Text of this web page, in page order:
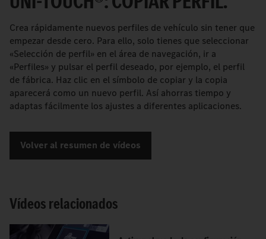
Crea rápidamente nuevos perfiles de vehículo sin tener que
empezar desde cero. Para ello, solo tienes que seleccionar
«Selección de perfil» en el área de navegación, ir a
«Perfiles» y pulsar el perfil deseado, por ejemplo, el perfil
de fábrica. Haz clic en el símbolo de copiar y la copia
aparecerá como un nuevo perfil. Así ahorras tiempo y
adaptas fácilmente los ajustes a diferentes aplicaciones.
Volver al resumen de vídeos
Vídeos relacionados